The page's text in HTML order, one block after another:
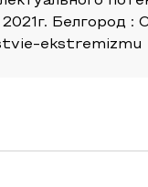
Белгород :
ekstremizmu